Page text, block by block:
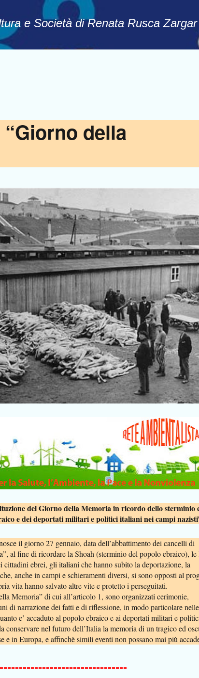
e Società di Renata Rusca Zargar
della
del Giorno della Memoria in ricordo dello sterminio
e dei deportati militari e politici italiani nei campi
il giorno 27 gennaio, data dell’abbattimento dei cancelli di
al fine di ricordare la Shoah (sterminio del popolo ebraico), le
cittadini ebrei, gli italiani che hanno subito la deportazione, la
anche in campi e schieramenti diversi, si sono opposti al
vita hanno salvato altre vite e protetto i perseguitati.
Memoria” di cui all’articolo 1, sono organizzati cerimonie,
di narrazione dei fatti e di riflessione, in modo particolare nelle
e’ accaduto al popolo ebraico e ai deportati militari e
conservare nel futuro dell’Italia la memoria di un tragico ed
e in Europa, e affinchè simili eventi non possano mai più